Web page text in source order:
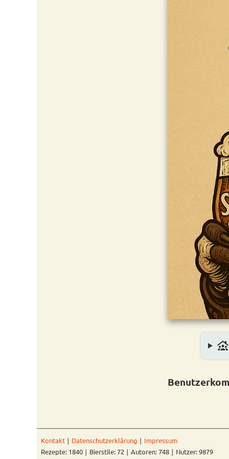
family_group
Kontakt ∣ Datenschutzerklärung ∣ Impressum
Rezepte: 1840 ∣ Bierstile: 72 ∣ Autoren: 748 ∣ Nutzer: 9879